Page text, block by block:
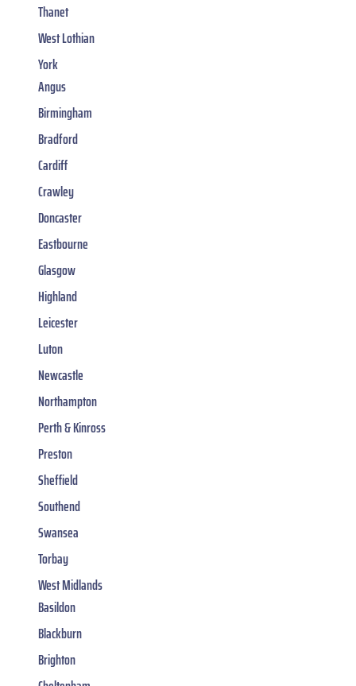
Thanet
West Lothian
York
Angus
Birmingham
Bradford
Cardiff
Crawley
Doncaster
Eastbourne
Glasgow
Highland
Leicester
Luton
Newcastle
Northampton
Perth & Kinross
Preston
Sheffield
Southend
Swansea
Torbay
West Midlands
Basildon
Blackburn
Brighton